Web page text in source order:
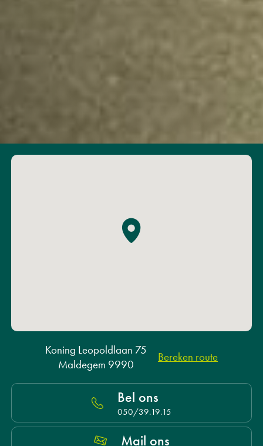
Koning Leopoldlaan 75
Maldegem 9990
Bereken route
Bel ons
050/39.19.15
Mail ons